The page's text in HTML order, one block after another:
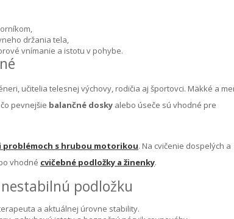
držania tela,
vnímanie a istotu v pohybe.
učitelia telesnej výchovy, rodičia aj športovci. Mäkké a
pevnejšie balančné dosky alebo úseče sú vhodné pre
problémoch s hrubou motorikou. Na cvičenie dospelých a
vhodné cvičebné podložky a žinenky.
podložku
a aktuálnej úrovne stability.